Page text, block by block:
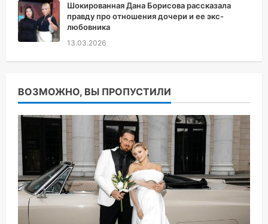
Шокированная Дана Борисова рассказала
правду про отношения дочери и ее экс-
любовника
13.03.2026
ВОЗМОЖНО, ВЫ ПРОПУСТИЛИ